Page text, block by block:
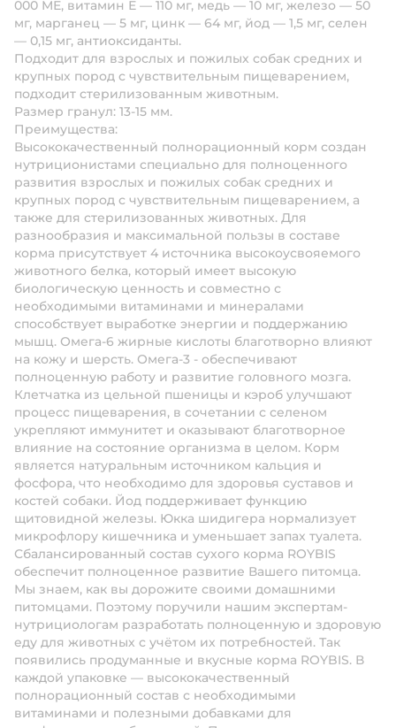
000 МЕ, витамин Е — 110 мг, медь — 10 мг, железо — 50
мг, марганец — 5 мг, цинк — 64 мг, йод — 1,5 мг, селен
— 0,15 мг, антиоксиданты.
Подходит для взрослых и пожилых собак средних и
крупных пород с чувствительным пищеварением,
подходит стерилизованным животным.
Размер гранул: 13-15 мм.
Преимущества:
Высококачественный полнорационный корм создан
нутриционистами специально для полноценного
развития взрослых и пожилых собак средних и
крупных пород с чувствительным пищеварением, а
также для стерилизованных животных. Для
разнообразия и максимальной пользы в составе
корма присутствует 4 источника высокоусвояемого
животного белка, который имеет высокую
биологическую ценность и совместно с
необходимыми витаминами и минералами
способствует выработке энергии и поддержанию
мышц. Омега-6 жирные кислоты благотворно влияют
на кожу и шерсть. Омега-3 - обеспечивают
полноценную работу и развитие головного мозга.
Клетчатка из цельной пшеницы и кэроб улучшают
процесс пищеварения, в сочетании с селеном
укрепляют иммунитет и оказывают благотворное
влияние на состояние организма в целом. Корм
является натуральным источником кальция и
фосфора, что необходимо для здоровья суставов и
костей собаки. Йод поддерживает функцию
щитовидной железы. Юкка шидигера нормализует
микрофлору кишечника и уменьшает запах туалета.
Сбалансированный состав сухого корма ROYBIS
обеспечит полноценное развитие Вашего питомца.
Мы знаем, как вы дорожите своими домашними
питомцами. Поэтому поручили нашим экспертам-
нутрициологам разработать полноценную и здоровую
еду для животных с учётом их потребностей. Так
появились продуманные и вкусные корма ROYBIS. В
каждой упаковке — высококачественный
полнорационный состав с необходимыми
витаминами и полезными добавками для